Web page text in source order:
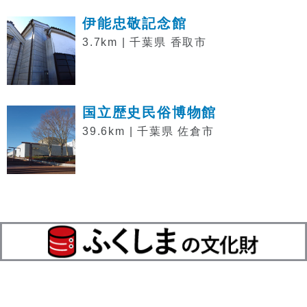
伊能忠敬記念館
3.7km | 千葉県 香取市
国立歴史民俗博物館
39.6km | 千葉県 佐倉市